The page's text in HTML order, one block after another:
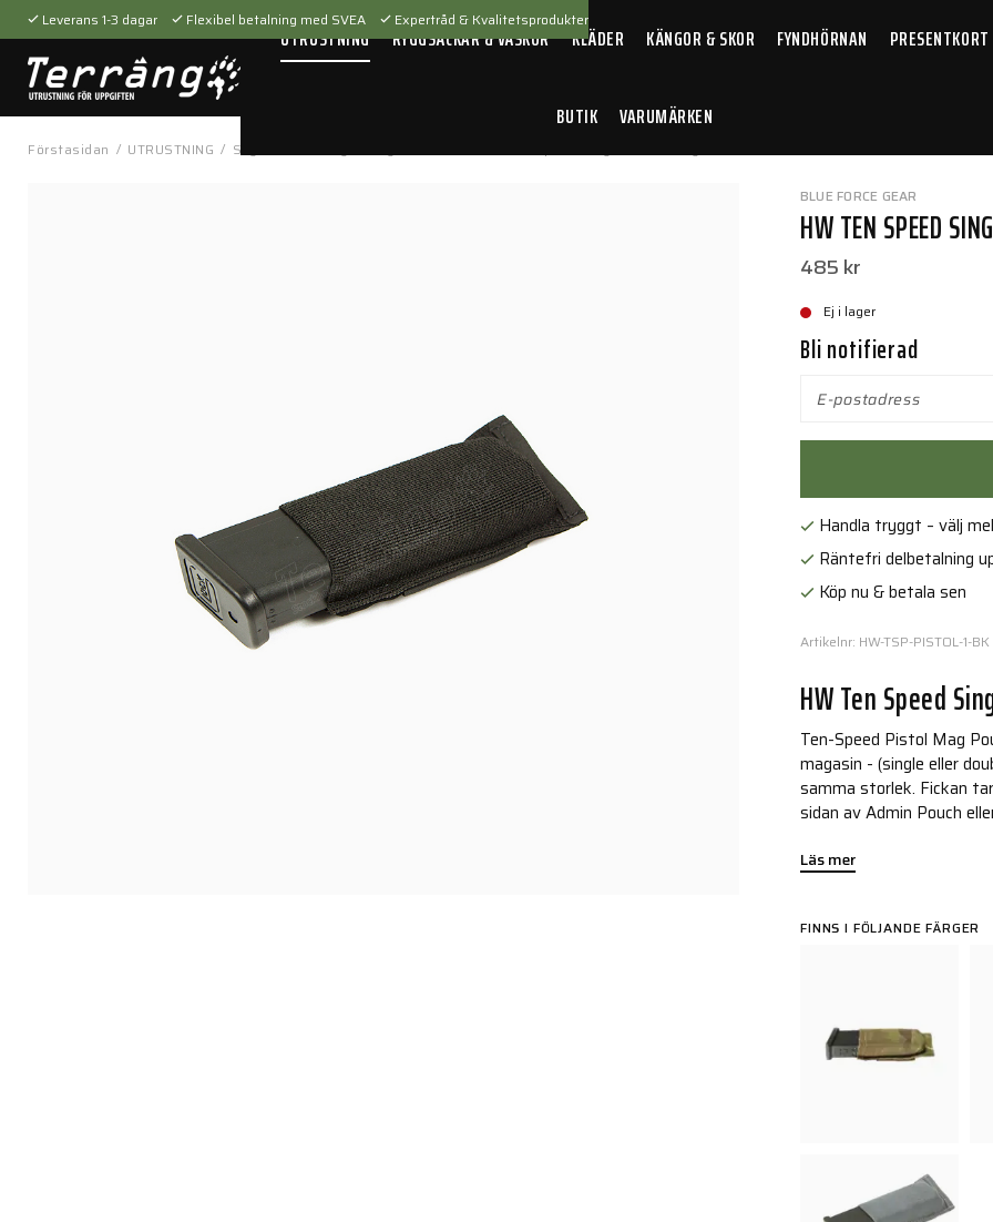
Leverans 1-3 dagar Flexibel betalning med SVEA Expertråd & Kvalitetsprodukter
UTRUSTNING RYGGSÄCKAR & VÄSKOR KLÄDER KÄNGOR & SKOR FYNDHÖRNAN PRESENTKORT
BUTIK VARUMÄRKEN
Förstasidan / UTRUSTNING / Skytteutrustning
BLUE FORCE GEAR
HW TEN SPEED
485 kr
Ej i lager
Bli notifierad
Handla tryggt – välj
Räntefri delbetalning
Köp nu & betala sen
Artikelnr: HW-TSP-PISTOL-1-BK
HW Ten Speed
Ten-Speed Pistol Mag
magasin - (single eller
samma storlek. Fickan
sidan av Admin Pouch
Läs mer
FINNS I FÖLJANDE FÄRGER